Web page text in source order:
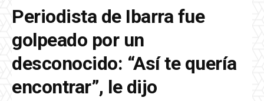
Periodista de Ibarra fue
golpeado por un
desconocido: “Así te quería
encontrar”, le dijo